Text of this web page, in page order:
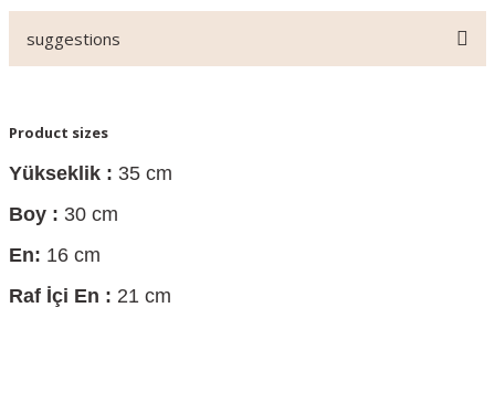
Be the first to review this product!
suggestions
issues that you find inadequate points you can send us
using the suggestion form.
Thank you for your comments and suggestions.
be displayed.
It has incomplete information in the product description.
Product sizes
Yükseklik : 35 cm
Boy : 30 cm
En: 16 cm
Raf İçi En : 21 cm